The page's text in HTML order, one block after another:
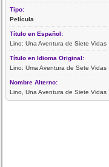
Tipo:
Película
Título en Español:
Lino: Una Aventura de Siete Vidas
Título en Idioma Original:
Lino: Uma Aventura de Sete Vidas
Nombre Alterno:
Lino, Una Aventura de Siete Vidas